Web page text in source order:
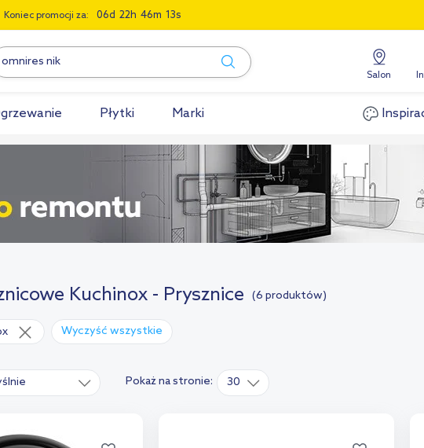
Koniec promocji za: 06 22 46 12
Salon
Płytki Marki
Kuchinox - Prysznice (6 produktów)
Wyczyść wszystkie
Pokaż na stronie: 30